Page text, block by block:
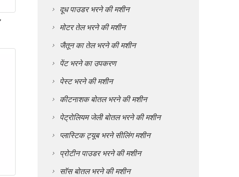
दूध पाउडर भरने की मशीन
मोटर तेल भरने की मशीन
जैतून का तेल भरने की मशीन
पेंट भरने का उपकरण
पेस्ट भरने की मशीन
कीटनाशक बोतल भरने की मशीन
पेट्रोलियम जेली बोतल भरने की मशीन
प्लास्टिक ट्यूब भरने सीलिंग मशीन
प्रोटीन पाउडर भरने की मशीन
सॉस बोतल भरने की मशीन